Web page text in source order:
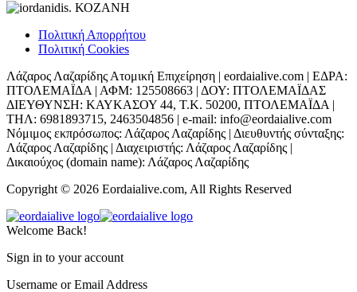
Πολιτική Απορρήτου
Πολιτική Cookies
Λάζαρος Λαζαρίδης Ατομική Επιχείρηση | eordaialive.com | ΕΔΡΑ:
ΠΤΟΛΕΜΑΪΔΑ | ΑΦΜ: 125508663 | ΔΟΥ: ΠΤΟΛΕΜΑΪΔΑΣ
ΔΙΕΥΘΥΝΣΗ: ΚΑΥΚΑΣΟΥ 44, Τ.Κ. 50200, ΠΤΟΛΕΜΑΪΔΑ |
ΤΗΛ: 6981893715, 2463504856 | e-mail: info@eordaialive.com
Νόμιμος εκπρόσωπος: Λάζαρος Λαζαρίδης | Διευθυντής σύνταξης:
Λάζαρος Λαζαρίδης | Διαχειριστής: Λάζαρος Λαζαρίδης |
Δικαιούχος (domain name): Λάζαρος Λαζαρίδης
Copyright © 2026 Eordaialive.com, All Rights Reserved
Welcome Back!
Sign in to your account
Username or Email Address